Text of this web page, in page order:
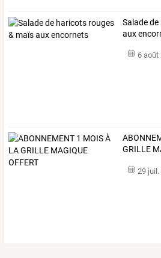
Salade
aux
6 août
GRILLE
29 juil.